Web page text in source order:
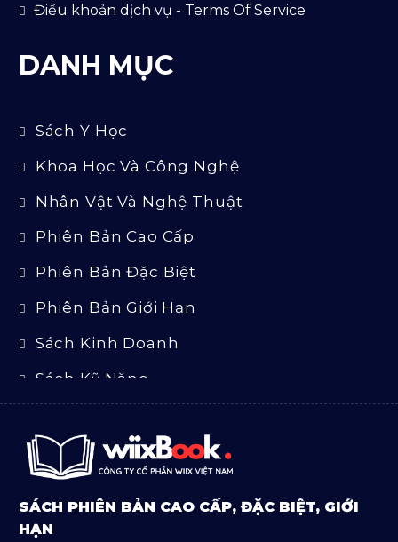
Điều khoản dịch vụ - Terms Of Service
DANH MỤC
Sách Y Học
Khoa Học Và Công Nghệ
Nhân Vật Và Nghệ Thuật
Phiên Bản Cao Cấp
Phiên Bản Đặc Biệt
Phiên Bản Giới Hạn
Sách Kinh Doanh
Sách Kỹ Năng
Sách Ngoại Văn
Sách Tôn Giáo
Sản Phẩm Mở Bán
SÁCH PHIÊN BẢN CAO CẤP, ĐẶC BIỆT, GIỚI
HẠN